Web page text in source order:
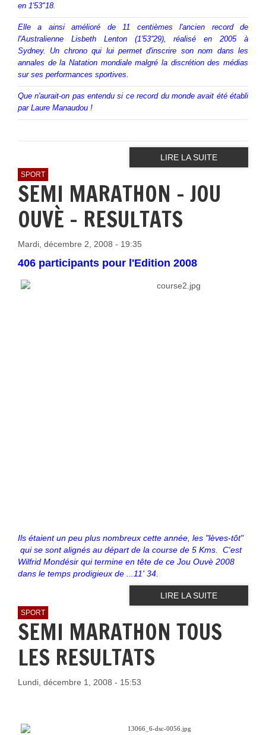
en 1'53"18.
Elle a ainsi amélioré de 11 centièmes l'ancien record de
l'Australienne Lisbeth Lenton (1'53''29), réalisé en 2005 à
Sydney. Un chrono qui lui permet d'inscrire son nom dans les
annales de la Natation mondiale malgré la discrétion des médias
sur ses performances sportives.
Que n'aurait-on pas entendu si ce record du monde avait été établi
par Laure Manaudou !
LIRE LA SUITE
SPORT
SEMI MARATHON - JOU
OUVÈ - RESULTATS
Mardi, décembre 2, 2008 - 19:35
406 participants pour l'Edition 2008
Ils étaient un peu plus nombreux cette année, les "lèves-tôt"
qui se sont alignés au départ de la course de 5 Kms. C'est
Wilfrid Mondésir qui termine en tête de ce Jou Ouvè 2008
dans le temps prodigieux de ...11' 34.
LIRE LA SUITE
SPORT
SEMI MARATHON TOUS
LES RESULTATS
Lundi, décembre 1, 2008 - 15:53